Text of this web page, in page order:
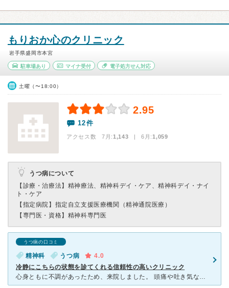
もりおか心のクリニック
岩手県盛岡市本宮
駐車場あり マイナ受付 電子処方せん対応
土曜（〜18:00）
2.95
12件
アクセス数 7月:1,143 | 6月:1,059
うつ病について
【診療・治療法】 精神療法、精神科デイ・ケア、精神科デイ・ナイ
ト・ケア
【指定病院】 指定自立支援医療機関（精神通院医療）
【専門医・資格】 精神科専門医
うつ病の口コミ
精神科 うつ病
4.0
冷静にこちらの状態を診てくれる信頼性の高いクリニック
心身ともに不調があったため、来院しました。 頭痛や吐き気など、内科的には原因不明な症状が多く、また抑うつ感などの精神的症状にも苦しんでいたため、藁にもすがる思いで受診しました。 プライバシーをしっ